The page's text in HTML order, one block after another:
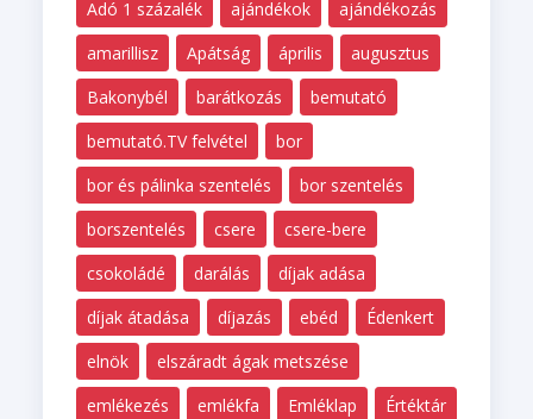
Adó 1 százalék ajándékok
ajándékozás
amarillisz
Apátság április
augusztus
Bakonybél
barátkozás
bemutató
bemutató.TV felvétel
bor
bor és pálinka szentelés
bor szentelés
borszentelés
csere
csere-bere
csokoládé
darálás
díjak adása
díjak átadása
díjazás ebéd
Édenkert
elnök
elszáradt ágak metszése
emlékezés
emlékfa Emléklap
Értéktár